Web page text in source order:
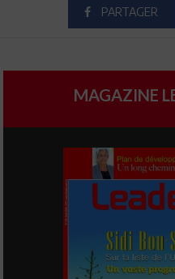
PARTAGER
MAGAZINE